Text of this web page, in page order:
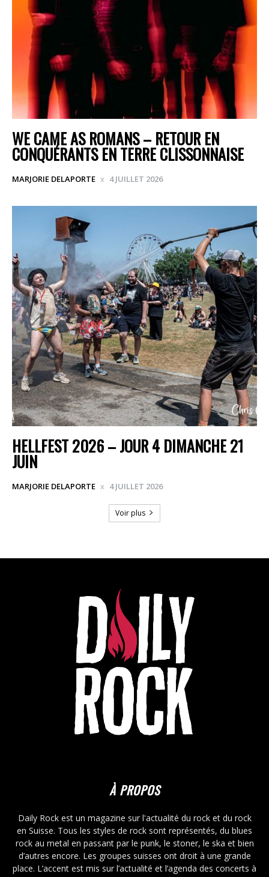
WE CAME AS ROMANS – RETOUR EN
CONQUÉRANTS EN TERRE CLISSONNAISE
MARJORIE DELAPORTE 4 JUILLET 2026
HELLFEST 2026 – JOUR 4 DIMANCHE 21
JUIN
MARJORIE DELAPORTE 4 JUILLET 2026
Voir plus
À PROPOS
Daily Rock est un magazine sur l'actualité du rock et du rock
en Suisse. Tous les styles de rock sont représentés, du blues
rock au metal en passant par le punk, le stoner, le ska et bien
d’autres encore. Les groupes suisses ont droit à une grande
place. L’accent est mis sur l’actualité et l’agenda des concerts à